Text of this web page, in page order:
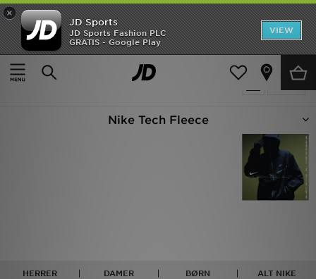
×
JD Sports
JD Sports Fashion PLC
GRATIS - Google Play
VIEW
Hjem
Nike Tech
52 Produkter fundet
Nike Tech Fleece
HERRER DAMER BØRN ALT NIKE
Hjem
Udsalg